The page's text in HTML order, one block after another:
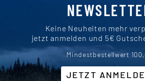
Keine Neuheiten mehr
jetzt anmelden und 5€
Mindestbestellwert
JETZT